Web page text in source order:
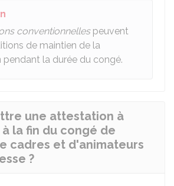
conventionnellespeuvent
de maintien de la
pendant la durée du congé.
une attestation à
la fin du congé de
cadres et d'animateurs
?